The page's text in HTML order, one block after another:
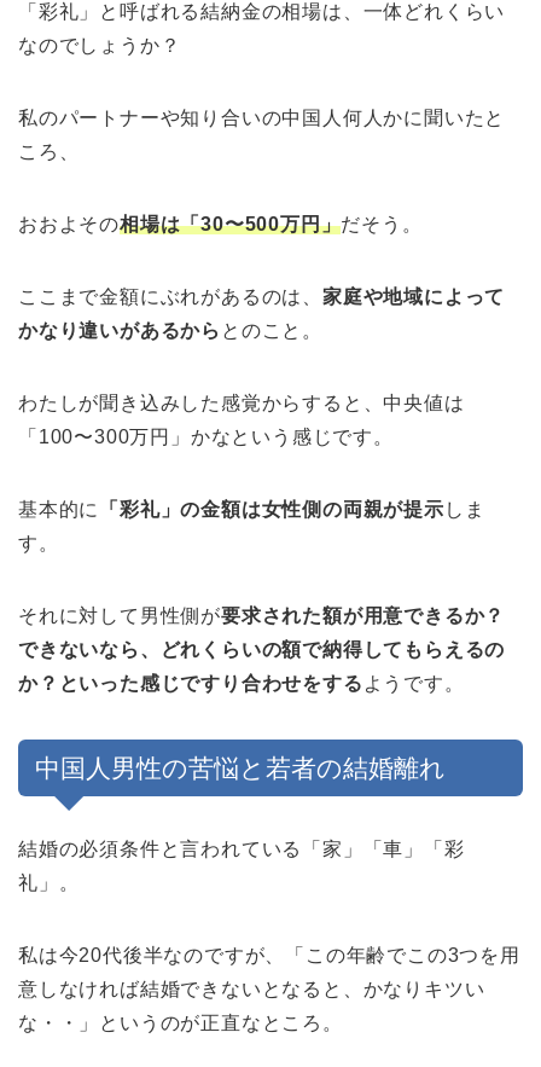
「彩礼」と呼ばれる結納金の相場は、一体どれくらい
なのでしょうか？
私のパートナーや知り合いの中国人何人かに聞いたと
ころ、
おおよその相場は「30〜500万円」だそう。
ここまで金額にぶれがあるのは、 家庭や地域によって
かなり違いがあるから とのこと。
わたしが聞き込みした感覚からすると、中央値は
「100〜300万円」かなという感じです。
基本的に 「彩礼」の金額は女性側の両親が提示 しま
す。
それに対して男性側が要求された額が用意できるか？
できないなら、どれくらいの額で納得してもらえるの
か？といった感じですり合わせをする ようです。
中国人男性の苦悩と若者の結婚離れ
結婚の必須条件と言われている「家」「車」「彩
礼」。
私は今20代後半なのですが、「この年齢でこの3つを用
意しなければ結婚できないとなると、かなりキツい
な・・」というのが正直なところ。